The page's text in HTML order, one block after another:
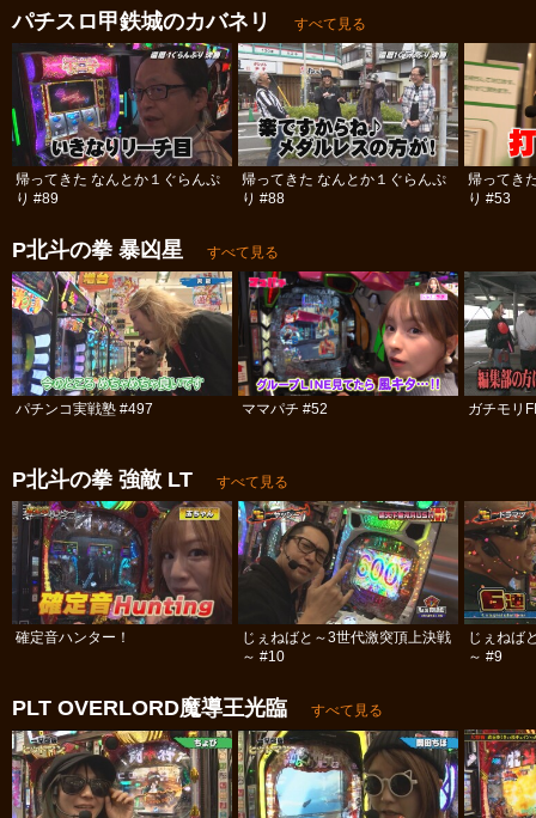
パチスロ甲鉄城のカバネリ すべて見る
帰ってきた なんとか１ぐらんぷ
り #89
帰ってきた なんとか１ぐらんぷ
り #88
帰ってき
り #53
P北斗の拳 暴凶星 すべて見る
パチンコ実戦塾 #497 ママパチ #52 ガチモリ
P北斗の拳 強敵 LT すべて見る
確定音ハンター！
じぇねばと～3世代激突頂上決戦
～ #10
じぇねば
～ #9
PLT OVERLORD魔導王光臨 すべて見る